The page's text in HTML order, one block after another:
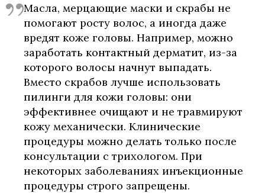
Масла, мерцающие маски и скрабы не
помогают росту волос, а иногда даже
вредят коже головы. Например, можно
заработать контактный дерматит, из-за
которого волосы начнут выпадать.
Вместо скрабов лучше использовать
пилинги для кожи головы: они
эффективнее очищают и не травмируют
кожу механически. Клинические
процедуры можно делать только после
консультации с трихологом. При
некоторых заболеваниях инъекционные
процедуры строго запрещены.